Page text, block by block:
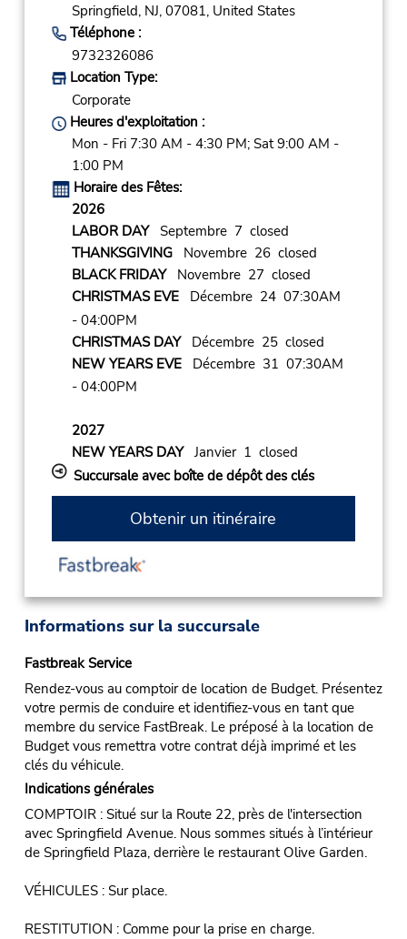
Springfield, NJ, 07081, United States
Téléphone :
9732326086
Location Type:
Corporate
Heures d'exploitation :
Mon - Fri 7:30 AM - 4:30 PM; Sat 9:00 AM -
1:00 PM
Horaire des Fêtes:
2026
LABOR DAYSeptembre 7 closed
THANKSGIVINGNovembre 26 closed
BLACK FRIDAYNovembre 27 closed
CHRISTMAS EVEDécembre 24 07:30AM
- 04:00PM
CHRISTMAS DAYDécembre 25 closed
NEW YEARS EVEDécembre 31 07:30AM
- 04:00PM
2027
NEW YEARS DAYJanvier 1 closed
Succursale avec boîte de dépôt des clés
Obtenir un itinéraire
Informations sur la succursale
Fastbreak Service
Rendez-vous au comptoir de location de Budget. Présentez
votre permis de conduire et identifiez-vous en tant que
membre du service FastBreak. Le préposé à la location de
Budget vous remettra votre contrat déjà imprimé et les
clés du véhicule.
Indications générales
COMPTOIR : Situé sur la Route 22, près de l'intersection
avec Springfield Avenue. Nous sommes situés à l’intérieur
de Springfield Plaza, derrière le restaurant Olive Garden.
VÉHICULES : Sur place.
RESTITUTION : Comme pour la prise en charge.